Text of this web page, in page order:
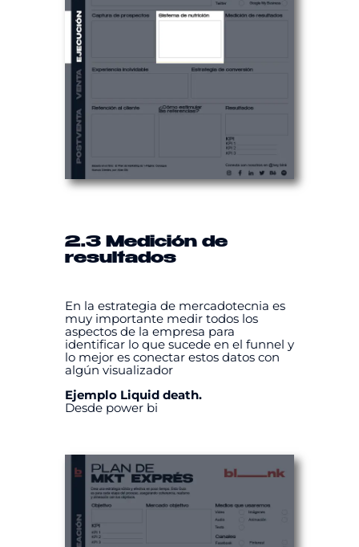
2.3 Medición de
resultados
En la estrategia de mercadotecnia es
muy importante medir todos los
aspectos de la empresa para
identificar lo que sucede en el funnel y
lo mejor es conectar estos datos con
algún visualizador
Ejemplo Liquid death.
Desde power bi